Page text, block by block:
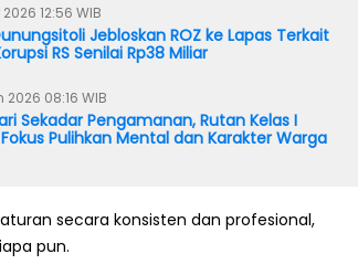
12:56 WIB
Jebloskan ROZ ke Lapas Terkait
RS Senilai Rp38 Miliar
08:16 WIB
Sekadar Pengamanan, Rutan Kelas I
Pulihkan Mental dan Karakter Warga
secara konsisten dan profesional,
pun.